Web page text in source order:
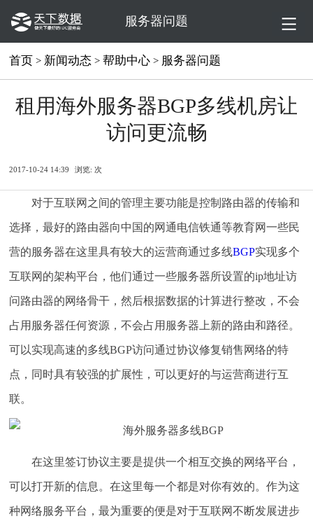
服务器问题
首页 > 新闻动态 >帮助中心 > 服务器问题
租用海外服务器BGP多线机房让
访问更流畅
2017-10-24 14:39 浏览: 次
对于互联网之间的管理主要功能是控制路由器的传输和
选择，最好的路由器向中国的网通电信铁通等教育网一些民
营的服务器在这里具有较大的运营商通过多线BGP实现多个
互联网的架构平台，他们通过一些服务器所设置的ip地址访
问路由器的网络骨干，然后根据数据的计算进行整改，不会
占用服务器任何资源，不会占用服务器上新的路由和路径。
可以实现高速的多线BGP访问通过协议修复销售网络的特
点，同时具有较强的扩展性，可以更好的与运营商进行互
联。
在这里签订协议主要是提供一个相互交换的网络平台，
可以打开新的信息。在这里每一个都是对你有效的。作为这
种网络服务平台，最为重要的便是对于互联网不断发展进步